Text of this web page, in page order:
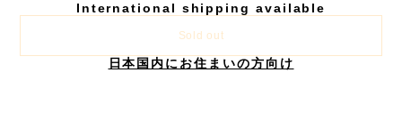
International shipping available
Sold out
日本国内にお住まいの方向け